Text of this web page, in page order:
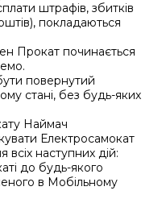
штрафів, збитків
покладаються
Прокат починається
повернутий
стані, без будь-яких
Наймач
Електросамокат
наступних дій:
до будь-якого
в Мобільному